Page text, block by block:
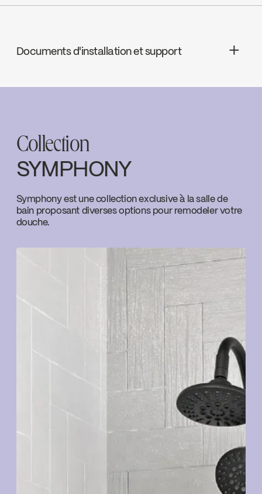
Documents d'installation et support
SPECS SYM018CP
Download ↘
Collection
SYMPHONY
Symphony est une collection exclusive à la salle de
bain proposant diverses options pour remodeler votre
douche.